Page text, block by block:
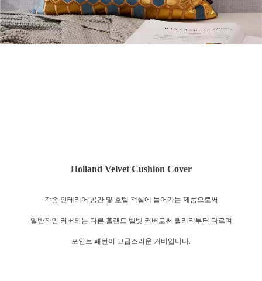
Holland Velvet Cushion Cover
각종 인테리어 공간 및 호텔 객실에 들어가는 제품으로써
일반적인 커버와는 다른 홀랜드 벨벳 커버로써 퀄리티부터 다르며
포인트 패턴이 고급스러운 커버입니다.